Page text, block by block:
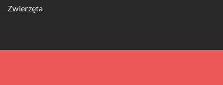
Zwierzęta